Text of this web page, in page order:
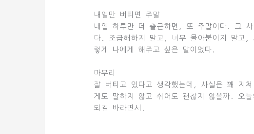
내일만 버티면 주말
내일 하루만 더 출근하면, 또 주말이다. 그 사
다. 조급해하지 말고, 너무 몰아붙이지 말고,
렇게 나에게 해주고 싶은 말이었다.
마무리
잘 버티고 있다고 생각했는데, 사실은 꽤 지
게도 말하지 않고 쉬어도 괜찮지 않을까. 오
되길 바라면서.